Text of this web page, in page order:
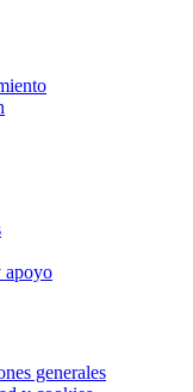
apoyo
generales